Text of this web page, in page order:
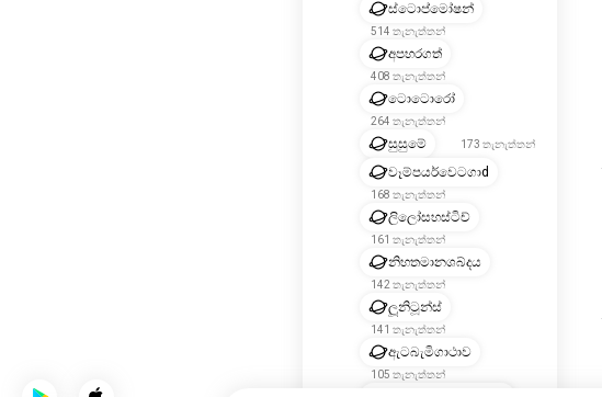
ස්ටොප්මෝෂන්
514 තැනැත්තන්
අපහරගත්
408 තැනැත්තන්
ටොටොරෝ
264 තැනැත්තන්
සුසුමේ 173 තැනැත්තන්
වෑම්පයර්වෙටගාd
168 තැනැත්තන්
ලිලෝසහස්ටිච්
161 තැනැත්තන්
නිහතමානශබ්දය
142 තැනැත්තන්
ලූනිටූන්ස්
141 තැනැත්තන්
ඇටබැමිගාථාව
105 තැනැත්තන්